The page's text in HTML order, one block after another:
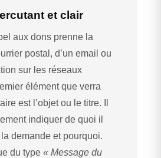
et clair
aux dons prenne la
postal, d’un email ou
sur les réseaux
élément que verra
est l’objet ou le titre. Il
indiquer de quoi il
la demande et pourquoi.
du type « Message du